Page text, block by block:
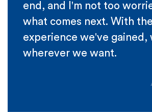
end, and I'm not too
what comes next. With
experience we've gained,
wherever we want.